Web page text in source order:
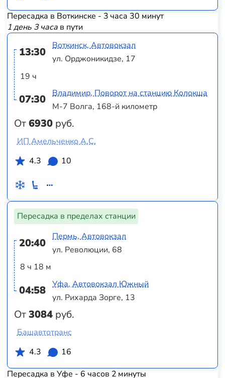
Пересадка в Воткинске - 3 часа 30 минут
1 день 3 часав пути
13:30
19 ч
07:30
От6930 руб.
Воткинск, Автовокзал
ул. Орджоникидзе, 17
Владимир, Поворот на станцию Колокша
М-7 Волга, 168-й километр
ИП Амельченко А.С.
4.3
10
Пересадка в пределах станции
20:40
8 ч 18 м
04:58
От3084 руб.
Пермь, Автовокзал
ул. Революции, 68
Уфа, Автовокзал Южный
ул. Рихарда Зорге, 13
Башавтотранс
4.3
16
Пересадка в Уфе - 6 часов 2 минуты